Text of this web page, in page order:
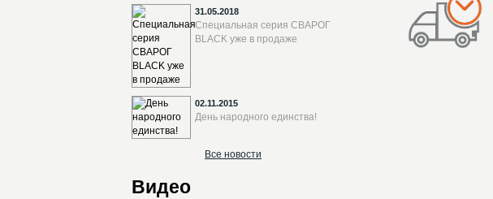
31.05.2018
Специальная серия СВАРОГ
BLACK уже в продаже
02.11.2015
День народного единства!
Все новости
Видео